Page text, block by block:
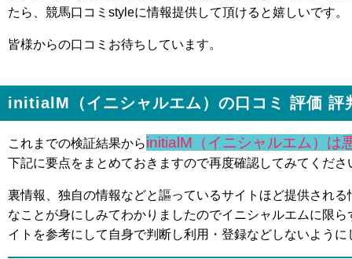
たら、競馬口コミstyleに情報提供して頂けると嬉しいです。
皆様からの口コミお待ちしています。
initialM（イニシャルエム）の口コミ 評価 評
これまでの検証結果からinitialM（イニシャルエム）は
下記に要点をまとめておきますので再度確認してみてくださ
裏情報、独自の情報などと謳っているサイトほど提供され
なことが身にしみてわかりましたのでイニシャルエムに限
イトを参考にして自身で判断し利用・登録などしないように